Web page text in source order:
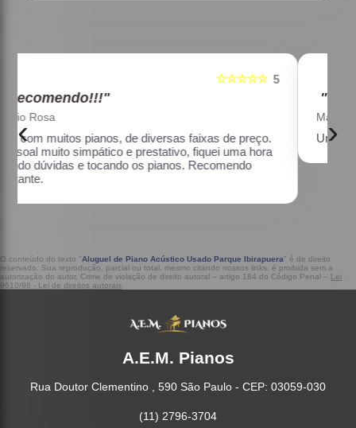
☆☆☆☆☆
"Recomendo!!!"
Maria Lúcia Franco Paião
Uma ótima loja, com pianos bons, amei.
‹ ›
O conteúdo do texto "Aluguel de Piano Acústico Usado Parque Ibirapuera" é de direito
reservado. Sua reprodução, parcial ou total, mesmo citando nossos links, é proibida sem a
autorização do autor. Crime de violação de direito autoral – artigo 184 do Código Penal – Lei
9610/98 - Lei de direitos autorais
A.E.M. Pianos
Rua Doutor Clementino , 590 São Paulo - CEP: 03059-030
(11) 2796-3704